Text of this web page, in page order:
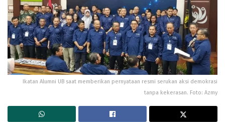
Ikatan Alumni UB saat memberikan pernyataan resmi serukan aksi demokrasi
tanpa kekerasan. Foto: Azmy